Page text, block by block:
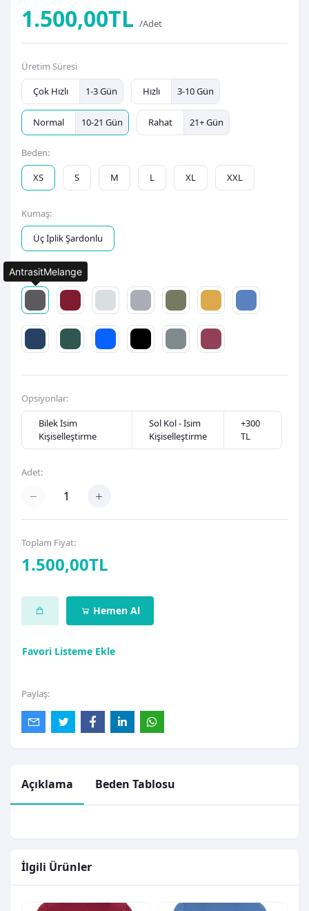
1.500,00TL /Adet
Üretim Süresi
Çok Hızlı
1-3 Gün Hızlı 3-10 Gün
Normal 10-21 Gün Rahat 21+ Gün
Beden:
XS
S M L XL XXL
Kumaş:
Üç İplik Şardonlu
Renk:
Opsiyonlar:
Bilek İsim
Kişiselleştirme
Sol Kol - İsim
Kişiselleştirme
+300
TL
Adet:
Toplam Fiyat:
1.500,00TL
Hemen Al
Favori Listeme Ekle
Paylaş:
Açıklama Beden Tablosu
İlgili Ürünler
AntrasitMelange